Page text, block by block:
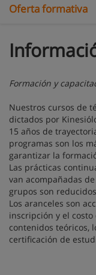
Oferta formativa
Formación y
Nuestros cursos de
dictados por
15 años de
programas son los
garantizar la
Las prácticas
van acompañadas
grupos son
Los aranceles son
inscripción y el
contenidos teóricos,
certificación de